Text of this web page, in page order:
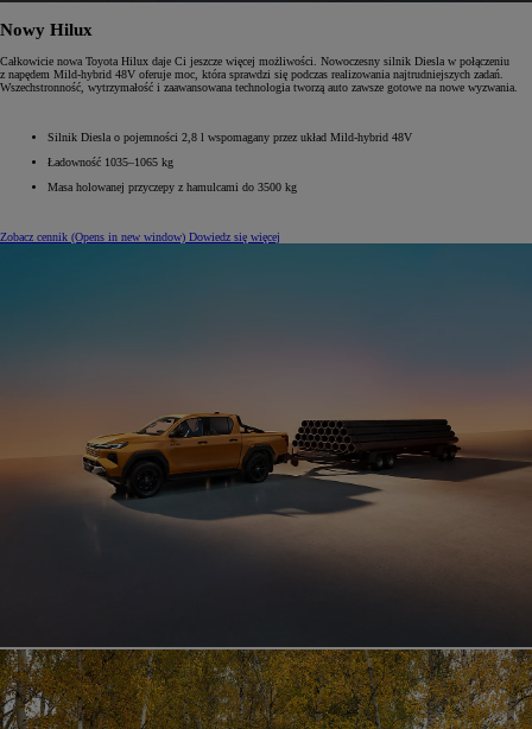
Nowy Hilux
Całkowicie nowa Toyota Hilux daje Ci jeszcze więcej możliwości. Nowoczesny silnik Diesla w połączeniu
z napędem Mild-hybrid 48V oferuje moc, która sprawdzi się podczas realizowania najtrudniejszych zadań.
Wszechstronność, wytrzymałość i zaawansowana technologia tworzą auto zawsze gotowe na nowe wyzwania.
Silnik Diesla o pojemności 2,8 l wspomagany przez układ Mild-hybrid 48V
Ładowność 1035–1065 kg
Masa holowanej przyczepy z hamulcami do 3500 kg
Zobacz cennik (Opens in new window) Dowiedz się więcej